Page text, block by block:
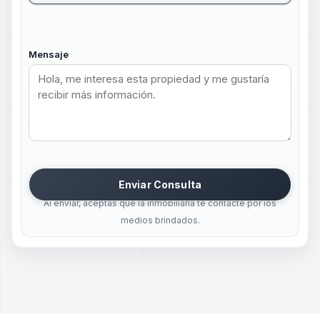
Mensaje
Enviar Consulta
Al enviar, aceptas que la inmobiliaria te contacte por los
medios brindados.